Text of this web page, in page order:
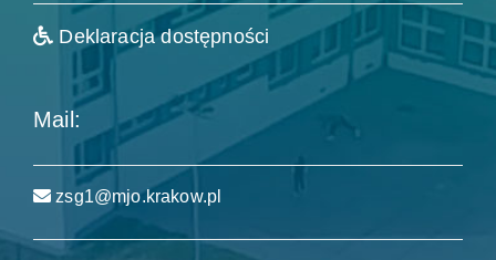
Deklaracja dostępności
Mail:
zsg1@mjo.krakow.pl